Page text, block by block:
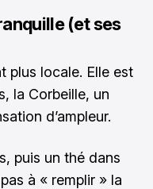
(et ses
plus locale. Elle est
la Corbeille, un
d’ampleur.
puis un thé dans
à « remplir » la